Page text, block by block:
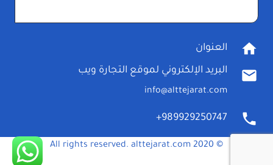
عن:
home العنوان
mail البريد الإلكتروني لموقع التجارة ويب
info@alttejarat.com
phone
989929250747+
© 2020 All rights reserved. alttejarat.com